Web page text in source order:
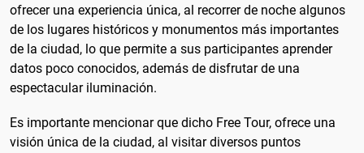
ofrecer una experiencia única, al recorrer de noche algunos
de los lugares históricos y monumentos más importantes
de la ciudad, lo que permite a sus participantes aprender
datos poco conocidos, además de disfrutar de una
espectacular iluminación.
Es importante mencionar que dicho Free Tour, ofrece una
visión única de la ciudad, al visitar diversos puntos